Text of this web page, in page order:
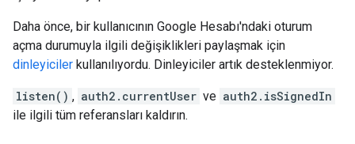
Daha önce, bir kullanıcının Google Hesabı'ndaki oturum
açma durumuyla ilgili değişiklikleri paylaşmak için
dinleyiciler kullanılıyordu. Dinleyiciler artık desteklenmiyor.
listen() , auth2.currentUser ve auth2.isSignedIn
ile ilgili tüm referansları kaldırın.